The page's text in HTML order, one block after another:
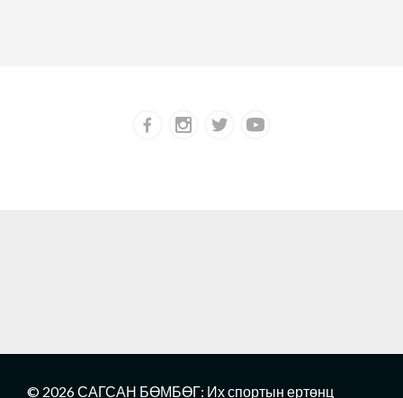
© 2026 САГСАН БӨМБӨГ: Их спортын ертөнц